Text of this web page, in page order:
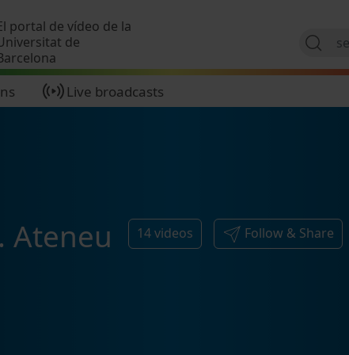
portal de vídeo de la
de
Live broadcasts
Ateneu 14videos Follow & Share